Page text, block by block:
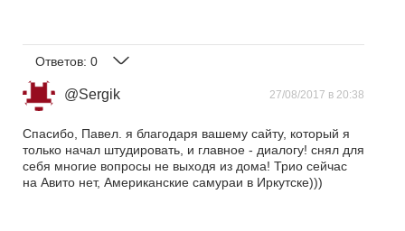
Ответов: 0
@Sergik 27/08/2017 в 20:38
Спасибо, Павел. я благодаря вашему сайту, который я
только начал штудировать, и главное - диалогу! снял для
себя многие вопросы не выходя из дома! Трио сейчас
на Авито нет, Американские самураи в Иркутске)))